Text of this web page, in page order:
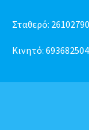
Σταθερό:
Κινητό: